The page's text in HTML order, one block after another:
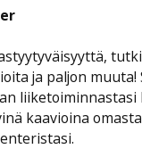
tutki
ja paljon muuta!
liiketoiminnastasi
kaavioina omasta